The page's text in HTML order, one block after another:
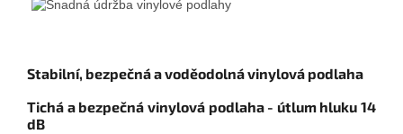
Stabilní, bezpečná a voděodolná vinylová podlaha
Tichá a bezpečná vinylová podlaha - útlum hluku 14
dB